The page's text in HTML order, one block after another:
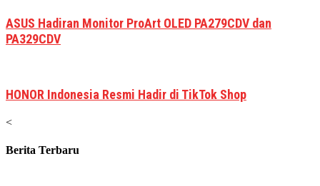
ASUS Hadiran Monitor ProArt OLED PA279CDV dan
PA329CDV
HONOR Indonesia Resmi Hadir di TikTok Shop
<
Berita Terbaru